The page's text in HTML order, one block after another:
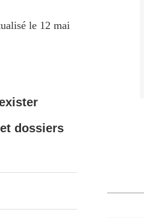
le 12 mai
dossiers